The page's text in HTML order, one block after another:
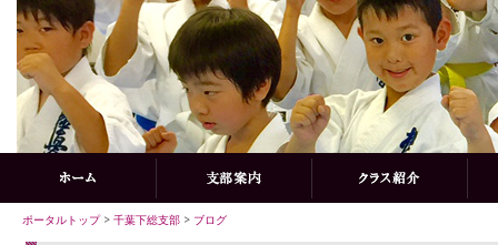
ポータルトップ> 千葉下総支部 > ブログ